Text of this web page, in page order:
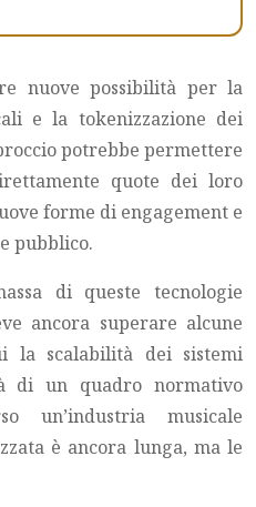
nuove possibilità per la
e la tokenizzazione dei
potrebbe permettere
quote dei loro
forme di engagement e
pubblico.
di queste tecnologie
ancora superare alcune
la scalabilità dei sistemi
di un quadro normativo
un’industria musicale
è ancora lunga, ma le